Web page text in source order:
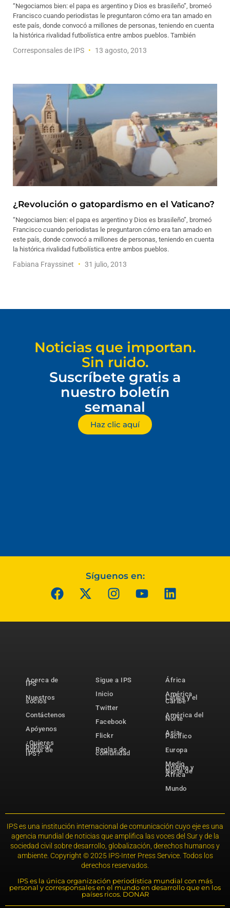
“Negociamos bien: el papa es argentino y Dios es brasileño”, bromeó
Francisco cuando periodistas le preguntaron cómo era tan amado en
este país, donde convocó a millones de personas, teniendo en cuenta
la histórica rivalidad futbolística entre ambos pueblos. También
Corresponsales de IPS 13 agosto, 2013
¿Revolución o gatopardismo en el Vaticano?
“Negociamos bien: el papa es argentino y Dios es brasileño”, bromeó
Francisco cuando periodistas le preguntaron cómo era tan amado en
este país, donde convocó a millones de personas, teniendo en cuenta
la histórica rivalidad futbolística entre ambos pueblos.
Fabiana Frayssinet 31 julio, 2013
Noticias que importan.
Sin ruido.
Suscríbete gratis a
nuestro boletín
semanal
Haz clic aquí
Síguenos en:
Acerca de
IPS
Nuestros
socios
Contáctenos
Apóyenos
¿Quieres
publicar
notas de
IPS?
Sigue a IPS
Inicio
Twitter
Facebook
Flickr
Reglas de
comunidad
África
América
Latina y el
Caribe
América del
Norte
Asia-
Pacífico
Europa
Medio
Oriente y
Norte de
África
Mundo
IPS es una institución internacional de comunicación cuyo eje es una
agencia mundial de noticias que amplifica las voces del Sur y de la
sociedad civil sobre desarrollo, globalización, derechos humanos y
ambiente. Copyright © 2025 IPS-Inter Press Service. Todos los
derechos reservados.
IPS es la única organización periodística mundial con más
personal y corresponsales en el mundo en desarrollo que en los
países ricos. DONAR